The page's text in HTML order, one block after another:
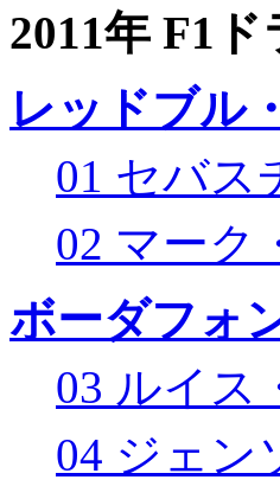
2011年 F1
レッドブル
01 セバス
02 マーク
ボーダフォ
03 ルイス
04 ジェン